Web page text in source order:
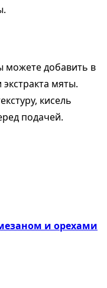
можете добавить в
мяты.
кисель
подачей.
и орехами